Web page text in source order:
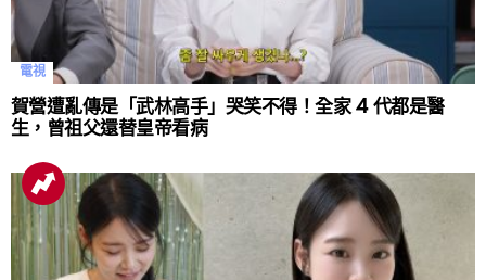
電視
賀營遭亂傳是「武林高手」哭笑不得！全家 4 代都是醫
生，曾祖父還替皇帝看病